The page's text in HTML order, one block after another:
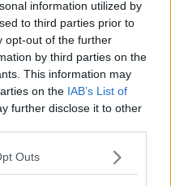
information utilized by
to third parties prior to
opt-out of the further
by third parties on the
This information may
on the IAB’s List of
further disclose it to other
Outs